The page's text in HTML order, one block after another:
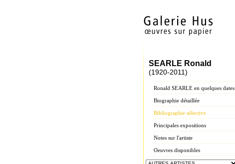
SEARLE Ronald
(1920-2011)
Ronald SEARLE en quelques dates
Biographie détaillée
Bibliographie sélective
Principales expositions
Notes sur l'artiste
Oeuvres disponibles